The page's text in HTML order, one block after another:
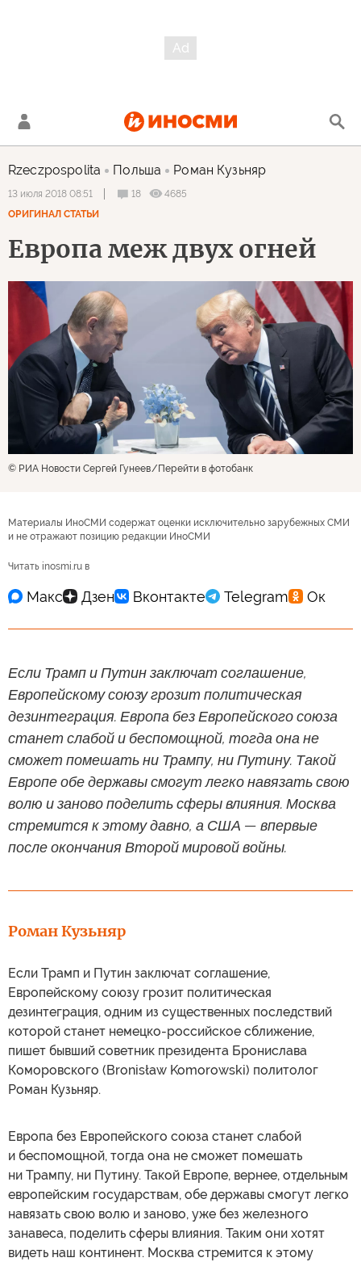
Rzeczpospolita Польша Роман Кузьняр
13 июля 2018 08:51 18
4685
ОРИГИНАЛ СТАТЬИ
Европа меж двух огней
© РИА Новости Сергей Гунеев Перейти в фотобанк
Материалы ИноСМИ содержат оценки исключительно зарубежных СМИ
и не отражают позицию редакции ИноСМИ
Читать inosmi.ru в
Если Трамп и Путин заключат соглашение,
Европейскому союзу грозит политическая
дезинтеграция. Европа без Европейского союза
станет слабой и беспомощной, тогда она не
сможет помешать ни Трампу, ни Путину. Такой
Европе обе державы смогут легко навязать свою
волю и заново поделить сферы влияния. Москва
стремится к этому давно, а США — впервые
после окончания Второй мировой войны.
Роман Кузьняр
Если Трамп и Путин заключат соглашение,
Европейскому союзу грозит политическая
дезинтеграция, одним из существенных последствий
которой станет немецко-российское сближение,
пишет бывший советник президента Бронислава
Коморовского (Bronisław Komorowski) политолог
Роман Кузьняр.
Европа без Европейского союза станет слабой
и беспомощной, тогда она не сможет помешать
ни Трампу, ни Путину. Такой Европе, вернее, отдельным
европейским государствам, обе державы смогут легко
навязать свою волю и заново, уже без железного
занавеса, поделить сферы влияния. Таким они хотят
видеть наш континент. Москва стремится к этому